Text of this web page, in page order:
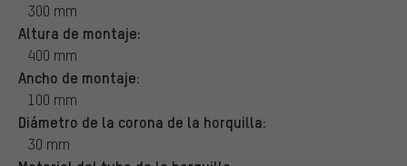
300 mm
Altura de montaje:
400 mm
Ancho de montaje:
100 mm
Diámetro de la corona de la horquilla:
30 mm